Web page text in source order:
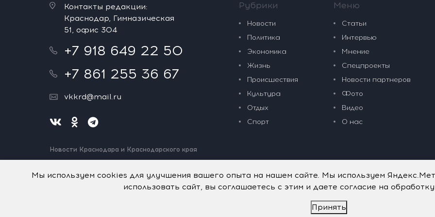
Контакты редакции:
Краснодар, Гимназическая
51, офис 304
+7 918 649 22 50
+7 861 255 36 67
vkkrd@mail.ru
Новости Краснодара и Краснодарского края
Нашли ошибку? Выделите и нажмите Ctrl+Enter.
Рубрики
Новости
Политика
Экономика
Жизнь
Происшествия
Культура
Отдых
Спорт
Меню
Статьи
Интервью
Мнение
Спецпроекты
Новости партнеров
Фото
Видео
О нас
Политика обработки персональных данных
© Авторское право на систему визуализации содержимого портала vkpress.ru, а также на исходные данные, включая
Мы используем cookies для улучшения вашего опыта на нашем сайте. Мы используем
использовать сайт, вы соглашаетесь с этим и даете согласие на
Принять